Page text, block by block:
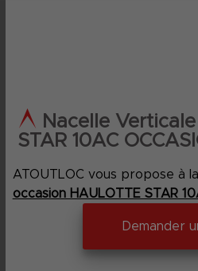
Nacelle
STAR 10AC
ATOUTLOC vous propose à
occasion HAULOTTE STAR
Demander